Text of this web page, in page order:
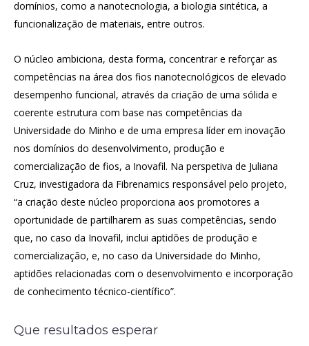
domínios, como a nanotecnologia, a biologia sintética, a
funcionalização de materiais, entre outros.
O núcleo ambiciona, desta forma, concentrar e reforçar as
competências na área dos fios nanotecnológicos de elevado
desempenho funcional, através da criação de uma sólida e
coerente estrutura com base nas competências da
Universidade do Minho e de uma empresa líder em inovação
nos domínios do desenvolvimento, produção e
comercialização de fios, a Inovafil. Na perspetiva de Juliana
Cruz, investigadora da Fibrenamics responsável pelo projeto,
“a criação deste núcleo proporciona aos promotores a
oportunidade de partilharem as suas competências, sendo
que, no caso da Inovafil, inclui aptidões de produção e
comercialização, e, no caso da Universidade do Minho,
aptidões relacionadas com o desenvolvimento e incorporação
de conhecimento técnico-científico”.
Que resultados esperar